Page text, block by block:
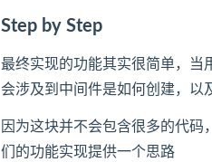
Step by Step
最终实现的功能其实很简单，当
会涉及到中间件是如何创建，以
因为这块并不会包含很多的代码
们的功能实现提供一个思路